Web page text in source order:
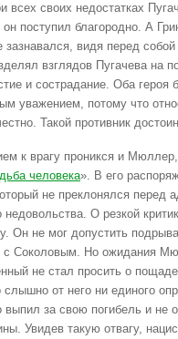
всех своих недостатках
поступил благородно. А
зазнавался, видя перед собой
взглядов Пугачева на
и сострадание. Оба героя
уважением, потому что
Такой противник
к врагу проникся и Мюллер,
человека». В его
не преклонялся перед
недовольства. О резкой
Он не мог допустить
с Соколовым. Но ожидания
не стал просить о
от него ни единого
выпил за свою погибель и не
Увидев такую отвагу,